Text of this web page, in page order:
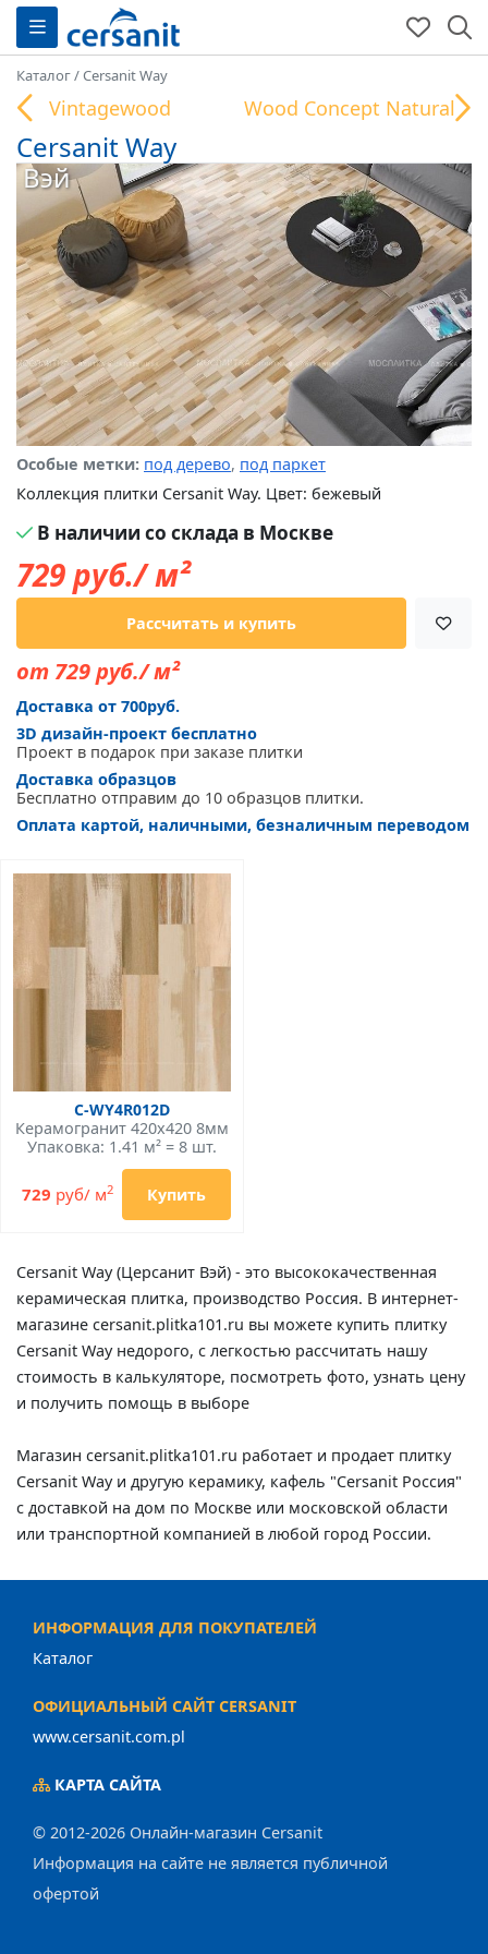
Каталог/Cersanit Way
Vintagewood Wood Concept Natural
Cersanit Way
Вэй
Особые метки: под дерево, под паркет
Коллекция плитки Cersanit Way. Цвет: бежевый
В наличии со склада в Москве
729руб./ м²
Рассчитать и купить
от 729 руб./ м²
Доставка от 700руб.
3D дизайн-проект бесплатно
Проект в подарок при заказе плитки
Доставка образцов
Бесплатно отправим до 10 образцов плитки.
Оплата картой, наличными, безналичным переводом
C-WY4R012D
Керамогранит 420x420 8мм
Упаковка: 1.41 м² = 8 шт.
729 руб/ м2 Купить
Cersanit Way (Церсанит Вэй) - это высококачественная
керамическая плитка, производство Россия. В интернет-
магазине cersanit.plitka101.ru вы можете купить плитку
Cersanit Way недорого, с легкостью рассчитать нашу
стоимость в калькуляторе, посмотреть фото, узнать цену
и получить помощь в выборе
Магазин cersanit.plitka101.ru работает и продает плитку
Cersanit Way и другую керамику, кафель "Cersanit Россия"
с доставкой на дом по Москве или московской области
или транспортной компанией в любой город России.
ИНФОРМАЦИЯ ДЛЯ ПОКУПАТЕЛЕЙ
Каталог
ОФИЦИАЛЬНЫЙ САЙТ CERSANIT
www.cersanit.com.pl
КАРТА САЙТА
© 2012-2026 Онлайн-магазин Cersanit
Информация на сайте не является публичной
офертой